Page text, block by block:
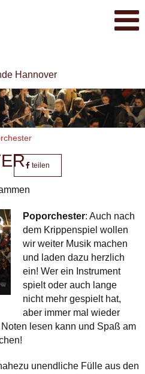
Hannover
teilen
Poporchester: Auch nach
dem Krippenspiel wollen
wir weiter Musik machen
und laden dazu herzlich
ein! Wer ein Instrument
spielt oder auch lange
nicht mehr gespielt hat,
aber immer mal wieder
lesen kann und Spaß am
unendliche Fülle aus den